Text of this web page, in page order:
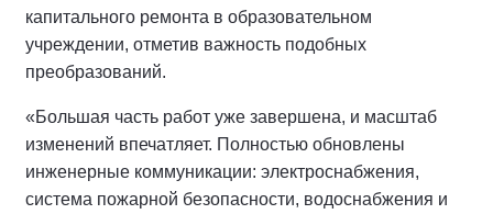
капитального ремонта в образовательном
учреждении, отметив важность подобных
преобразований.
«Большая часть работ уже завершена, и масштаб
изменений впечатляет. Полностью обновлены
инженерные коммуникации: электроснабжения,
система пожарной безопасности, водоснабжения и